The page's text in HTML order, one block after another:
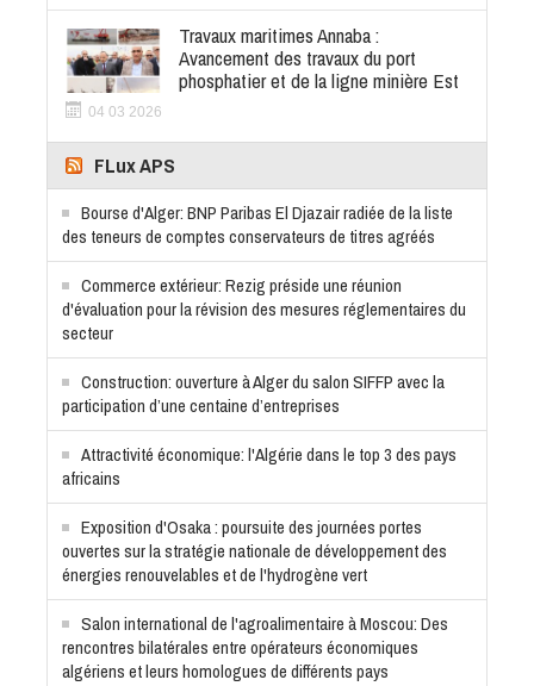
Travaux maritimes Annaba :
Avancement des travaux du port
phosphatier et de la ligne minière Est
04 03 2026
FLux APS
Bourse d'Alger: BNP Paribas El Djazair radiée de la liste
des teneurs de comptes conservateurs de titres agréés
Commerce extérieur: Rezig préside une réunion
d'évaluation pour la révision des mesures réglementaires du
secteur
Construction: ouverture à Alger du salon SIFFP avec la
participation d’une centaine d’entreprises
Attractivité économique: l'Algérie dans le top 3 des pays
africains
Exposition d'Osaka : poursuite des journées portes
ouvertes sur la stratégie nationale de développement des
énergies renouvelables et de l'hydrogène vert
Salon international de l'agroalimentaire à Moscou: Des
rencontres bilatérales entre opérateurs économiques
algériens et leurs homologues de différents pays